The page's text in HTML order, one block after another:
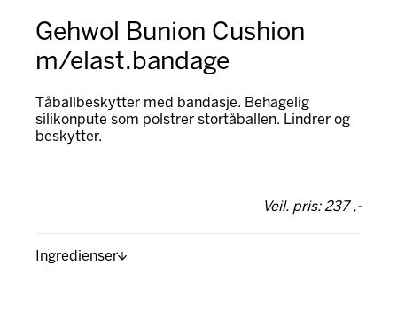
Gehwol Bunion Cushion
m/elast.bandage
Tåballbeskytter med bandasje. Behagelig
silikonpute som polstrer stortåballen. Lindrer og
beskytter.
Veil. pris: 237 ,-
Ingredienser